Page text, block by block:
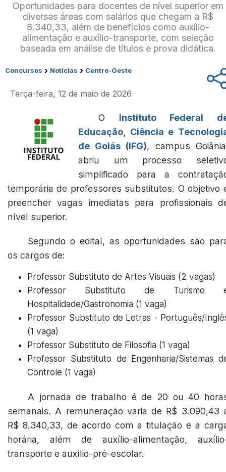
Oportunidades para docentes de nível superior em
diversas áreas com salários que chegam a R$
8.340,33, além de benefícios como auxílio-
alimentação e auxílio-transporte, com seleção
baseada em análise de títulos e prova didática.
Concursos › Notícias › Centro-Oeste
Terça-feira, 12 de maio de 2026
O Instituto Federal
Educação, Ciência e
de Goiás (IFG), campus
abriu um processo
simplificado para a
temporária de professores substitutos. O objetivo
preencher vagas imediatas para profissionais
nível superior.
Segundo o edital, as oportunidades são
os cargos de:
Professor Substituto de Artes Visuais (2 vagas)
Professor Substituto de Turismo
Hospitalidade/Gastronomia (1 vaga)
Professor Substituto de Letras - Português/
(1 vaga)
Professor Substituto de Filosofia (1 vaga)
Professor Substituto de Engenharia/Sistemas
Controle (1 vaga)
A jornada de trabalho é de 20 ou 40
semanais. A remuneração varia de R$ 3.090,43
R$ 8.340,33, de acordo com a titulação e a
horária, além de auxílio-alimentação,
transporte e auxílio-pré-escolar.